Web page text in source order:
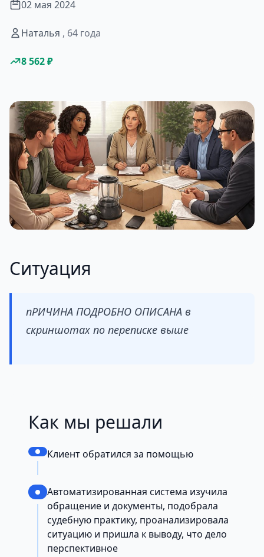
02 мая 2024
Наталья , 64 года
8 562 ₽
Ситуация
пРИЧИНА ПОДРОБНО ОПИСАНА в
скриншотах по переписке выше
Как мы решали
Клиент обратился за помощью
Автоматизированная система изучила
обращение и документы, подобрала
судебную практику, проанализировала
ситуацию и пришла к выводу, что дело
перспективное